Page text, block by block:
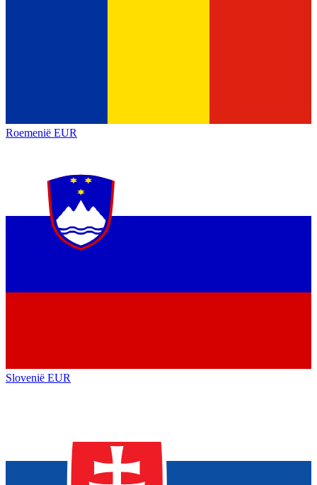
Roemenië EUR
Slovenië EUR